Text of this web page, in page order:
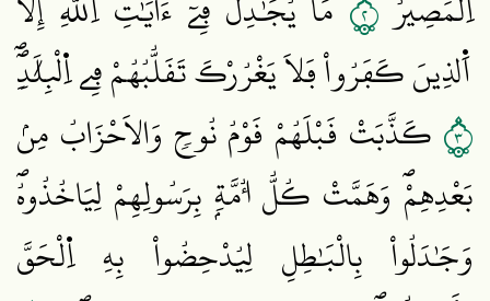
اَ۬لذِينَ كَفَرُواْ فَلَا يَغْرُرْكَ تَقَلُّبُهُمْ فِے اِ۬لْبِلَٰدِۖ
٣ كَذَّبَتْ قَبْلَهُمْ قَوْمُ نُوحٖ وَالَاحْزَابُ مِنۢ
بَعْدِهِمْۖ وَهَمَّتْ كُلُّ أُمَّةِۢ بِرَسُولِهِمْ لِيَاخُذُوهُۖ
وَجَٰدَلُواْ بِالْبَٰطِلِ لِيُدْحِضُواْ بِهِ اِ۬لْحَقَّ